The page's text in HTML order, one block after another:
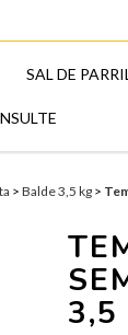
SAL DE
> Balde 3,5 kg >
3,5